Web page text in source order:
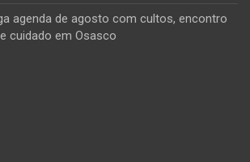
agenda de agosto com cultos, encontro
cuidado em Osasco